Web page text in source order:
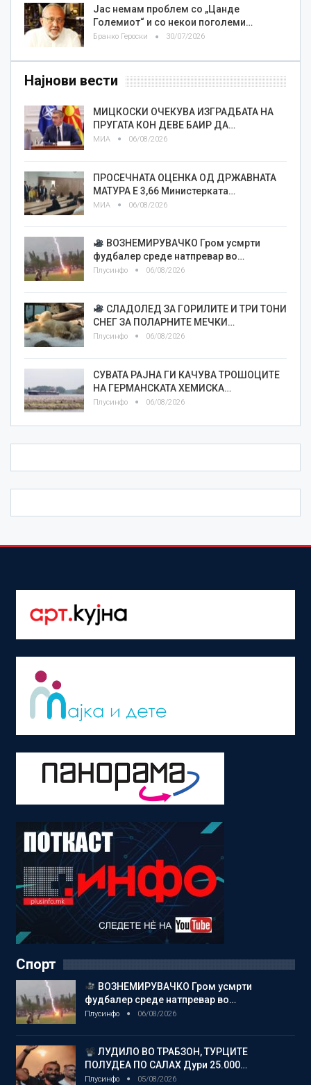
Јас немам проблем со „Цанде
Големиот“ и со некои поголеми…
Бранко Героски 30/07/2026
Најнови вести
МИЦКОСКИ ОЧЕКУВА ИЗГРАДБАТА НА
ПРУГАТА КОН ДЕВЕ БАИР ДА…
МИА 06/08/2026
ПРОСЕЧНАТА ОЦЕНКА ОД ДРЖАВНАТА
МАТУРА Е 3,66 Министерката…
МИА 06/08/2026
ВОЗНЕМИРУВАЧКО Гром усмрти
фудбалер среде натпревар во…
Плусинфо 06/08/2026
СЛАДОЛЕД ЗА ГОРИЛИТЕ И ТРИ ТОНИ
СНЕГ ЗА ПОЛАРНИТЕ МЕЧКИ…
Плусинфо 06/08/2026
СУВАТА РАЈНА ГИ КАЧУВА ТРОШОЦИТЕ
НА ГЕРМАНСКАТА ХЕМИСКА…
Плусинфо 06/08/2026
Спорт
ВОЗНЕМИРУВАЧКО Гром усмрти
фудбалер среде натпревар во…
Плусинфо 06/08/2026
ЛУДИЛО ВО ТРАБЗОН, ТУРЦИТЕ
ПОЛУДЕА ПО САЛАХ Дури 25.000…
Плусинфо 05/08/2026